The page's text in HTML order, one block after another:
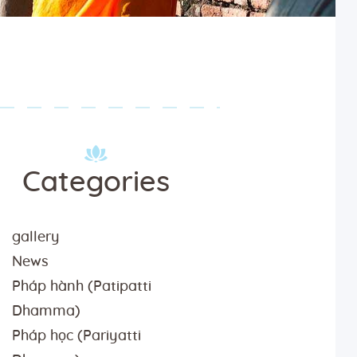
Categories
gallery
News
Pháp hành (Patipatti
Dhamma)
Pháp học (Pariyatti